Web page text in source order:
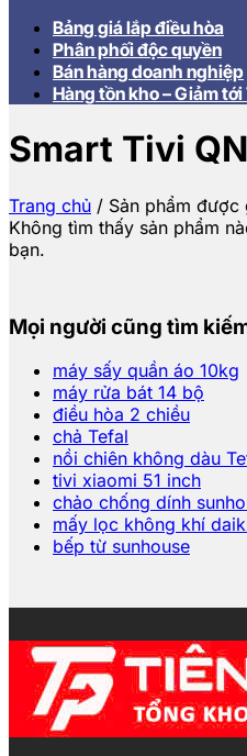
Bảng giá lắp điều hòa
Phân phối độc quyền
Bán hàng doanh nghiệp
Hàng tồn kho – Giảm tới
Smart Tivi
Trang chủ / Sản phẩm được
Không tìm thấy sản phẩm
bạn.
Mọi người cũng tìm
máy sấy quần áo 10kg
máy rửa bát 14 bộ
điều hòa 2 chiều
chả Tefal
nồi chiên không dàu
tivi xiaomi 51 inch
chảo chống dính
mấy lọc không khí
bếp từ sunhouse